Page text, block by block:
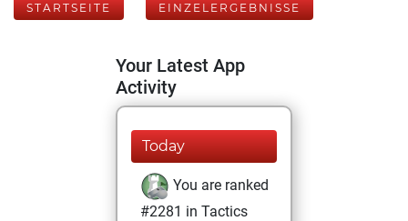
STARTSEITE EINZELERGEBNISSE
Your Latest App
Activity
Today
You are ranked
#2281 in Tactics